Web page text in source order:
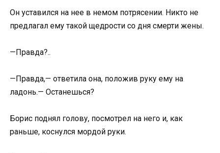
Он уставился на нее в немом потрясении. Никто не
предлагал ему такой щедрости со дня смерти жены.
—Правда?..
—Правда,— ответила она, положив руку ему на
ладонь.— Останешься?
Борис поднял голову, посмотрел на него и, как
раньше, коснулся мордой руки.